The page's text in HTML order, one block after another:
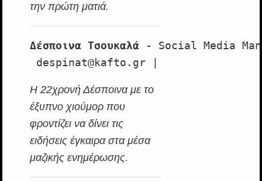
την πρώτη ματιά.
Δέσποινα Τσουκαλά - Social Media
despinat@kafto.gr |
Η 22χρονή Δέσποινα με το
έξυπνο χιούμορ που
φροντίζει να δίνει τις
ειδήσεις έγκαιρα στα μέσα
μαζικής ενημέρωσης.